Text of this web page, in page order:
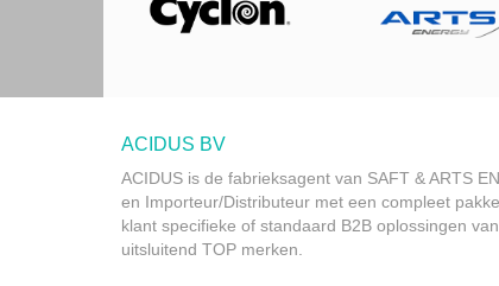
ACIDUS BV
ACIDUS is de fabrieksagent van SAFT & ARTS
en Importeur/Distributeur met een compleet
klant specifieke of standaard B2B oplossingen van
uitsluitend TOP merken.